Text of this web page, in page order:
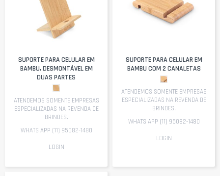
SUPORTE PARA CELULAR EM
BAMBU, DESMONTÁVEL EM
DUAS PARTES
ATENDEMOS SOMENTE EMPRESAS
ESPECIALIZADAS NA REVENDA DE
BRINDES.
WHATS APP (11) 95082-1480
LOGIN
SUPORTE PARA CELULAR EM
BAMBU COM 2 CANALETAS
ATENDEMOS SOMENTE EMPRESAS
ESPECIALIZADAS NA REVENDA DE
BRINDES.
WHATS APP (11) 95082-1480
LOGIN